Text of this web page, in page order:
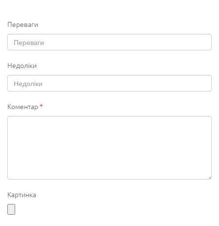
Переваги
Недоліки
Коментар*
Картинка